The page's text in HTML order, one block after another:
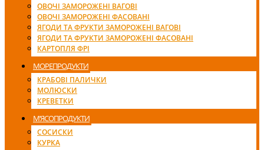
ОВОЧІ ЗАМОРОЖЕНІ ВАГОВІ
ОВОЧІ ЗАМОРОЖЕНІ ФАСОВАНІ
ЯГОДИ ТА ФРУКТИ ЗАМОРОЖЕНІ ВАГОВІ
ЯГОДИ ТА ФРУКТИ ЗАМОРОЖЕНІ ФАСОВАНІ
КАРТОПЛЯ ФРІ
МОРЕПРОДУКТИ
КРАБОВІ ПАЛИЧКИ
МОЛЮСКИ
КРЕВЕТКИ
М’ЯСОПРОДУКТИ
СОСИСКИ
КУРКА